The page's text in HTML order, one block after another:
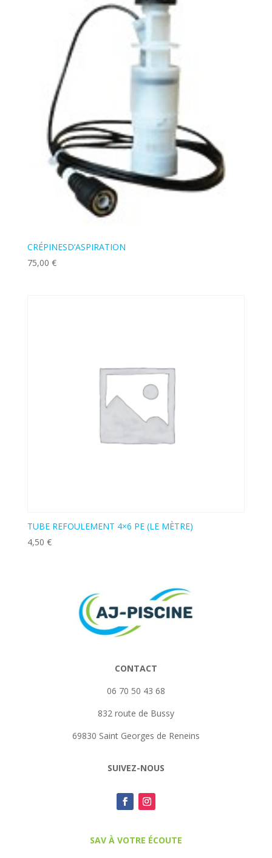
CRÉPINESD’ASPIRATION
75,00 €
TUBE REFOULEMENT 4×6 PE (LE MÈTRE)
4,50 €
CONTACT
06 70 50 43 68
832 route de Bussy
69830 Saint Georges de Reneins
SUIVEZ-NOUS
SAV À VOTRE ÉCOUTE